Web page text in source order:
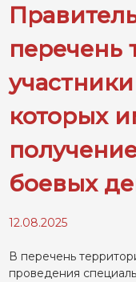
перечень
которых
боевых
12.08.2025
В перечень
проведения